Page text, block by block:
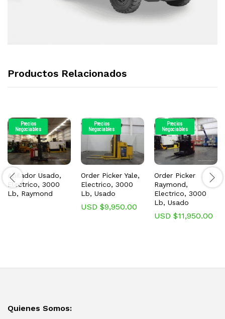
Productos Relacionados
Precios
Negociables
Apilador Usado,
Electrico, 3000
Lb, Raymond
Precios
Negociables
Order Picker Yale,
Electrico, 3000
Lb, Usado
USD $9,950.00
Precios
Negociables
Order Picker
Raymond,
Electrico, 3000
Lb, Usado
USD $11,950.00
Quienes Somos: